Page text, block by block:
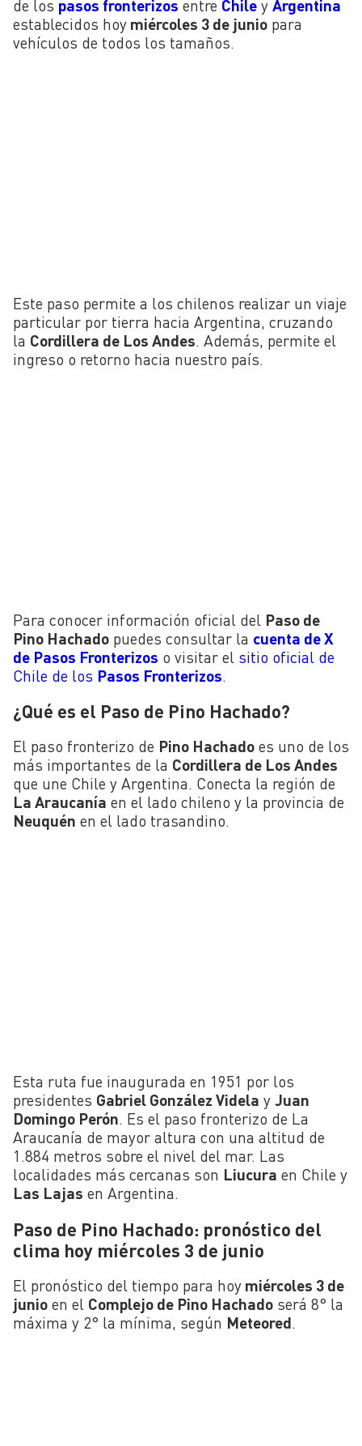
de los pasos fronterizos entre Chile y Argentina
establecidos hoy miércoles 3 de junio para
vehículos de todos los tamaños.
Este paso permite a los chilenos realizar un viaje
particular por tierra hacia Argentina, cruzando
la Cordillera de Los Andes. Además, permite el
ingreso o retorno hacia nuestro país.
Para conocer información oficial del Paso de
Pino Hachado puedes consultar la cuenta de X
de Pasos Fronterizos o visitar el sitio oficial de
Chile de los Pasos Fronterizos.
¿Qué es el Paso de Pino Hachado?
El paso fronterizo de Pino Hachado es uno de los
más importantes de la Cordillera de Los Andes
que une Chile y Argentina. Conecta la región de
La Araucanía en el lado chileno y la provincia de
Neuquén en el lado trasandino.
Esta ruta fue inaugurada en 1951 por los
presidentes Gabriel González Videla y Juan
Domingo Perón. Es el paso fronterizo de La
Araucanía de mayor altura con una altitud de
1.884 metros sobre el nivel del mar. Las
localidades más cercanas son Liucura en Chile y
Las Lajas en Argentina.
Paso de Pino Hachado: pronóstico del
clima hoy miércoles 3 de junio
El pronóstico del tiempo para hoy miércoles 3 de
junio en el Complejo de Pino Hachado será 8° la
máxima y 2° la mínima, según Meteored.